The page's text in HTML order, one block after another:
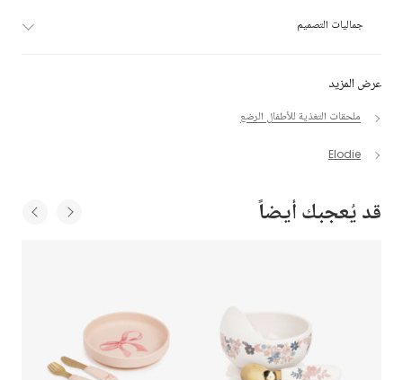
عرض المزيد
ملحقات التغذية للأطفال الرضع
Elodie
جماليات التصميم
قد يُعجبك أيضاً